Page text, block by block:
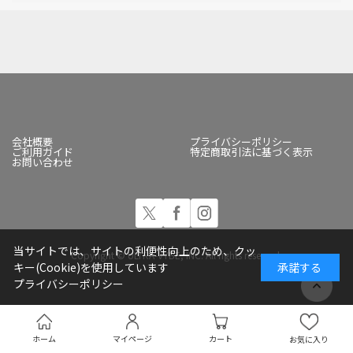
ホーム マイページ カート お気に入り
会社概要 プライバシーポリシー
ご利用ガイド 特定商取引法に基づく表示
お問い合わせ
Copyright © ULTRA-VYBE, INC. All rights reserved.
当サイトでは、サイトの利便性向上のため、クッ
キー(Cookie)を使用しています
プライバシーポリシー
承諾する